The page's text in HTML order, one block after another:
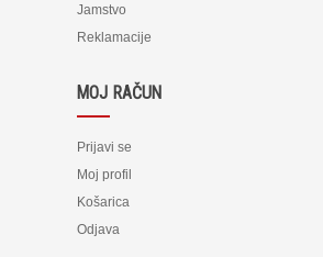
Jamstvo
Reklamacije
MOJ RAČUN
Prijavi se
Moj profil
Košarica
Odjava